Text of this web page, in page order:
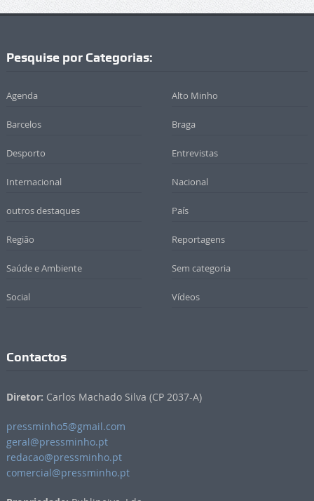
Pesquise por Categorias:
Agenda Alto Minho
Barcelos Braga
Desporto Entrevistas
Internacional Nacional
outros destaques País
Região Reportagens
Saúde e Ambiente Sem categoria
Social Vídeos
Contactos
Diretor: Carlos Machado Silva (CP 2037-A)
pressminho5@gmail.com
geral@pressminho.pt
redacao@pressminho.pt
comercial@pressminho.pt